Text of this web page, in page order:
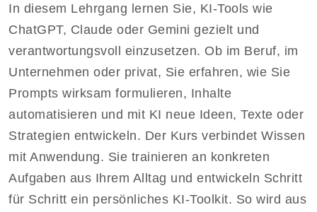
In diesem Lehrgang lernen Sie, KI-Tools wie
ChatGPT, Claude oder Gemini gezielt und
verantwortungsvoll einzusetzen. Ob im Beruf, im
Unternehmen oder privat, Sie erfahren, wie Sie
Prompts wirksam formulieren, Inhalte
automatisieren und mit KI neue Ideen, Texte oder
Strategien entwickeln. Der Kurs verbindet Wissen
mit Anwendung. Sie trainieren an konkreten
Aufgaben aus Ihrem Alltag und entwickeln Schritt
für Schritt ein persönliches KI-Toolkit. So wird aus